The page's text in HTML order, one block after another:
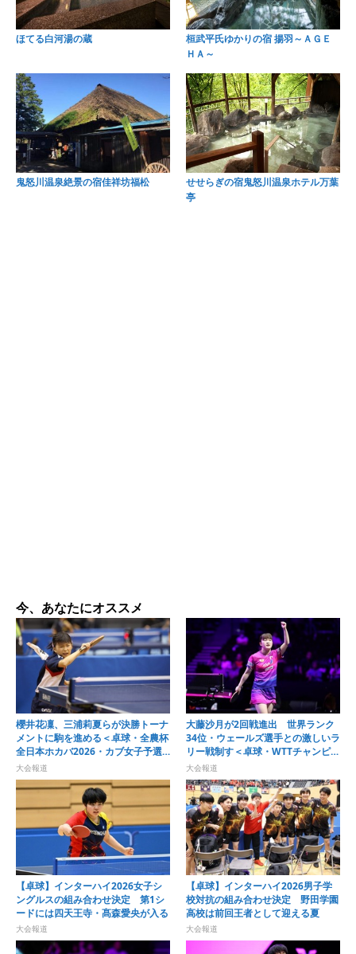
ほてる白河湯の蔵
桓武平氏ゆかりの宿 揚羽～ＡＧＥ
ＨＡ～
鬼怒川温泉絶景の宿佳祥坊福松
せせらぎの宿鬼怒川温泉ホテル万葉
亭
今、あなたにオススメ
櫻井花凜、三浦莉夏らが決勝トーナ
メントに駒を進める＜卓球・全農杯
全日本ホカバ2026・カブ女子予選
リーグ＞
大会報道
大藤沙月が2回戦進出 世界ランク
34位・ウェールズ選手との激しいラ
リー戦制す＜卓球・WTTチャンピオ
ンズ横浜2026＞
大会報道
【卓球】インターハイ2026女子シ
ングルスの組み合わせ決定 第1シ
ードには四天王寺・髙森愛央が入る
大会報道
【卓球】インターハイ2026男子学
校対抗の組み合わせ決定 野田学園
高校は前回王者として迎える夏
大会報道